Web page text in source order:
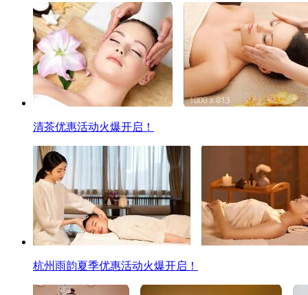
清茶优惠活动火爆开启！
杭州雨韵夏季优惠活动火爆开启！